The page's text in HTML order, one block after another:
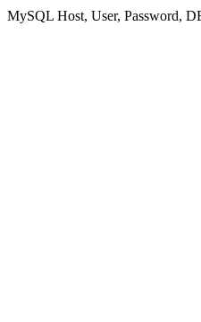
MySQL Host, User, Password,